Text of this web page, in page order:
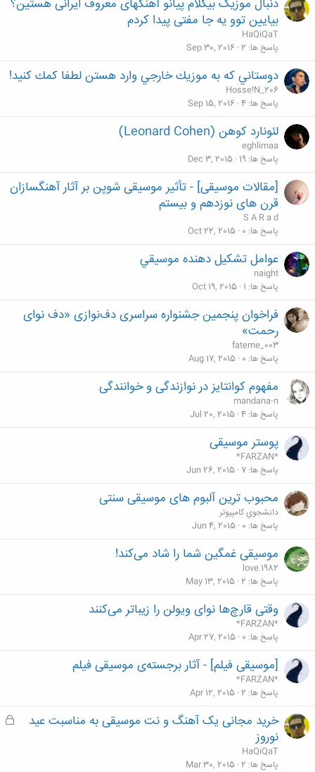
دنبال موزیک بیکلام پیانو آهنگهای معروف ایرانی هستین؟
بیایین توو یه جا مفتی پیدا کردم
HaQiQaT
پاسخ ها 2
Sep 30, 2016
دوستاني كه به موزيك خارجي وارد هستن لطفا كمك كنيد!
Hosse!N_206
پاسخ ها 4
Sep 15, 2016
لئونارد کوهن (Leonard Cohen)
eghlimaa
پاسخ ها 19
Dec 3, 2015
[مقالات موسیقی] - تأثیر موسیقی شوپن بر آثار آهنگسازان
قرن های نوزدهم و بیستم
S A R a d
پاسخ ها 0
Oct 22, 2015
عوامل تشكيل دهنده موسيقي
naight
پاسخ ها 1
Oct 19, 2015
فراخوان پنجمین جشنواره سراسری دف‌نوازی «دف نوای
رحمت»
fateme_003
پاسخ ها 0
Aug 17, 2015
مفهوم کوانتایز در نوازندگی و خوانندگی
mandana-n
پاسخ ها 4
Jul 20, 2015
پوستر موسیقی
*FARZAN*
پاسخ ها 7
Jun 26, 2015
محبوب ترین آلبوم های موسیقی سنتی
دانشجوي كامپيوتر
پاسخ ها 0
Jun 4, 2015
موسیقی غمگین شما را شاد می‌کند!
love.1982
پاسخ ها 2
May 13, 2015
وقتی‌ قارچ‌ها نوای ویولن را زیباتر می‌کنند
*FARZAN*
پاسخ ها 0
Apr 27, 2015
[موسیقی فیلم] - آثار برجسته‌ی موسیقی فیلم
*FARZAN*
پاسخ ها 2
Apr 12, 2015
ق
خرید مجانی یک آهنگ و نت موسیقی به مناسبت عید
نوروز
HaQiQaT
پاسخ ها 2
Mar 30, 2015